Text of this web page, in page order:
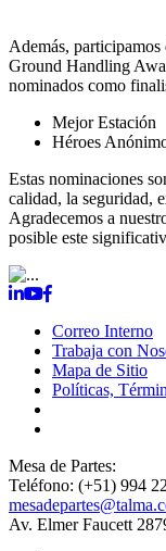
Además,
Ground Handling
nominados como
Mejor Estación
Héroes
Estas nominaciones
calidad, la seguridad,
Agradecemos a
posible este
Correo Interno
Trabaja con
Mapa de Sitio
Políticas,
Mesa de Partes:
Teléfono: (+51) 994
Av. Elmer Faucett